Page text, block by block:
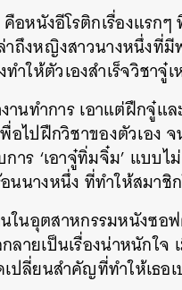
คือหนังอีโรติกเรื่องแรก
าถึงหญิงสาวนางหนึ่ง
ให้ตัวเองสำเร็จวิชาจู๋
านทำการ เอาแต่ฝึกจู๋แ
อไปฝึกวิชาของตัวเอ
าร ‘เอาจู๋ทิ่มจิ๋ม’ แบบ
นนางหนึ่ง ที่ทำให้สมา
ในอุตสาหกรรมหนังซ
ลายเป็นเรื่องน่าหนักใ
ปลี่ยนสำคัญที่ทำให้เธ